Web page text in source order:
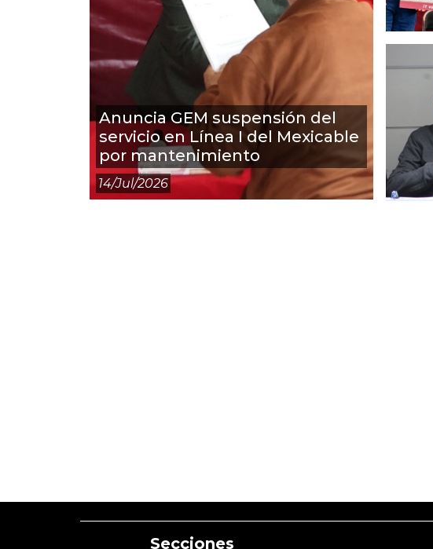
Anuncia GEM suspensión del
servicio en Línea I del Mexicable
por mantenimiento
14/jul/2026
Secciones